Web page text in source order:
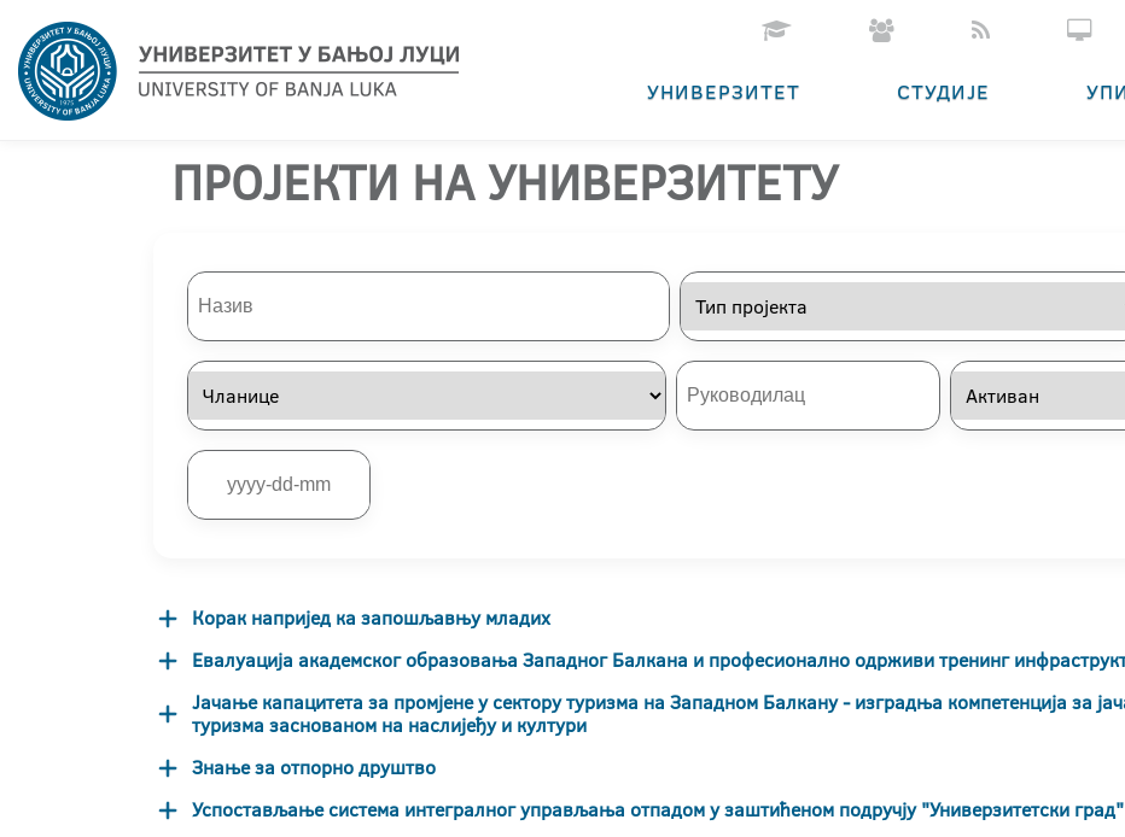
УНИВЕРЗИТЕТ СТУДИЈЕ
ПРОЈЕКТИ НА УНИВЕРЗИТЕТУ
Корак напријед ка запошљавњу младих
Евалуација академског образовања Западног Балкана и професионално одрживи тренинг
Јачање капацитета за промјене у сектору туризма на Западном Балкану - изградња компетенција за
туризма заснованом на наслијеђу и култури
Знање за отпорно друштво
Успостављање система интегралног управљања отпадом у заштићеном подручју "Универзитетски град"